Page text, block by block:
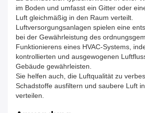
im Boden und umfasst ein Gitter oder
Luft gleichmäßig in den Raum verteilt.
Luftversorgungsanlagen spielen eine
bei der Gewährleistung des
Funktionierens eines HVAC-Systems,
kontrollierten und ausgewogenen
Gebäude gewährleisten.
Sie helfen auch, die Luftqualität zu
Schadstoffe ausfiltern und saubere Luft
verteilen.